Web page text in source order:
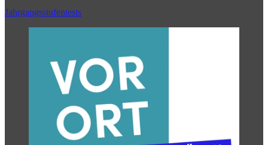
Jahrgangsstufentests